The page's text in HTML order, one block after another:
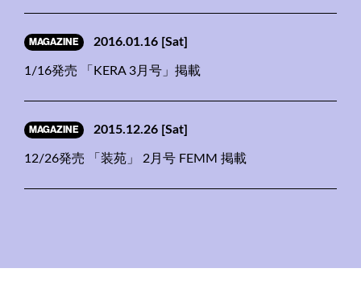
MAGAZINE 2016.01.16 [Sat]
1/16発売 「KERA 3月号」掲載
MAGAZINE 2015.12.26 [Sat]
12/26発売 「装苑」 2月号 FEMM 掲載